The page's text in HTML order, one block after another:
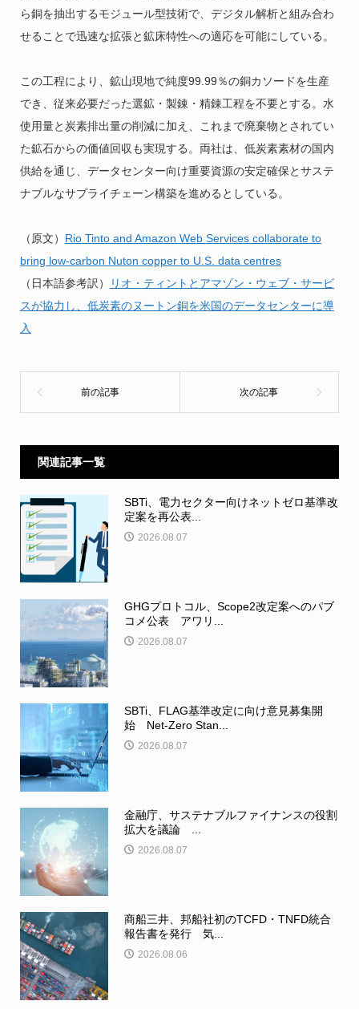
ら銅を抽出するモジュール型技術で、デジタル解析と組み合わ
せることで迅速な拡張と鉱床特性への適応を可能にしている。
この工程により、鉱山現地で純度99.99％の銅カソードを生産
でき、従来必要だった選鉱・製錬・精錬工程を不要とする。水
使用量と炭素排出量の削減に加え、これまで廃棄物とされてい
た鉱石からの価値回収も実現する。両社は、低炭素素材の国内
供給を通じ、データセンター向け重要資源の安定確保とサステ
ナブルなサプライチェーン構築を進めるとしている。
（原文） Rio Tinto and Amazon Web Services collaborate to
bring low-carbon Nuton copper to U.S. data centres
（日本語参考訳）
リオ・ティントとアマゾン・ウェブ・サービ
スが協力し、低炭素のヌートン銅を米国のデータセンターに導
入
関連記事一覧
SBTi、電力セクター向けネットゼロ基準改
定案を再公表...
2026.08.07
GHGプロトコル、Scope2改定案へのパブ
コメ公表 アワリ...
2026.08.07
SBTi、FLAG基準改定に向け意見募集開
始 Net-Zero Stan...
2026.08.07
金融庁、サステナブルファイナンスの役割
拡大を議論 ...
2026.08.07
商船三井、邦船社初のTCFD・TNFD統合
報告書を発行 気...
2026.08.06